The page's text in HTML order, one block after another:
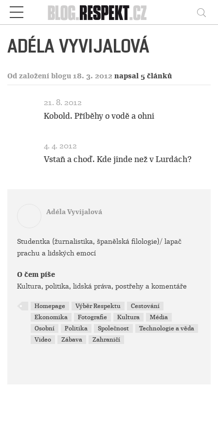
Respekt
ADÉLA VYVIJALOVÁ
Od založení blogu 18. 3. 2012 napsal 5 článků
21. 8. 2012
Kobold. Příběhy o vodě a ohni
4. 4. 2012
Vstaň a choď. Kde jinde než v Lurdách?
Adéla Vyvijalová
Studentka (žurnalistika, španělská filologie)/ lapač
prachu a lidských emocí
O čem píše
Kultura, politika, lidská práva, postřehy a komentáře
Homepage Výběr Respektu
Cestování
Ekonomika
Fotografie Kultura
Média
Osobní
Politika Společnost
Technologie a věda
Video
Zábava Zahraničí